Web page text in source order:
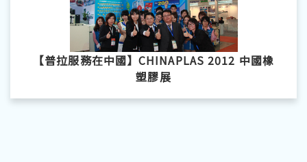
【普拉服務在中國】CHINAPLAS 2012 中國橡
塑膠展